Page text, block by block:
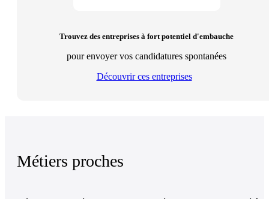
Trouvez des entreprises à fort potentiel d'embauche
pour envoyer vos candidatures spontanées
Découvrir ces entreprises
Métiers proches